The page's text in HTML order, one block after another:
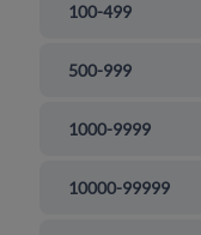
100-499
500-999
1000-9999
10000-99999